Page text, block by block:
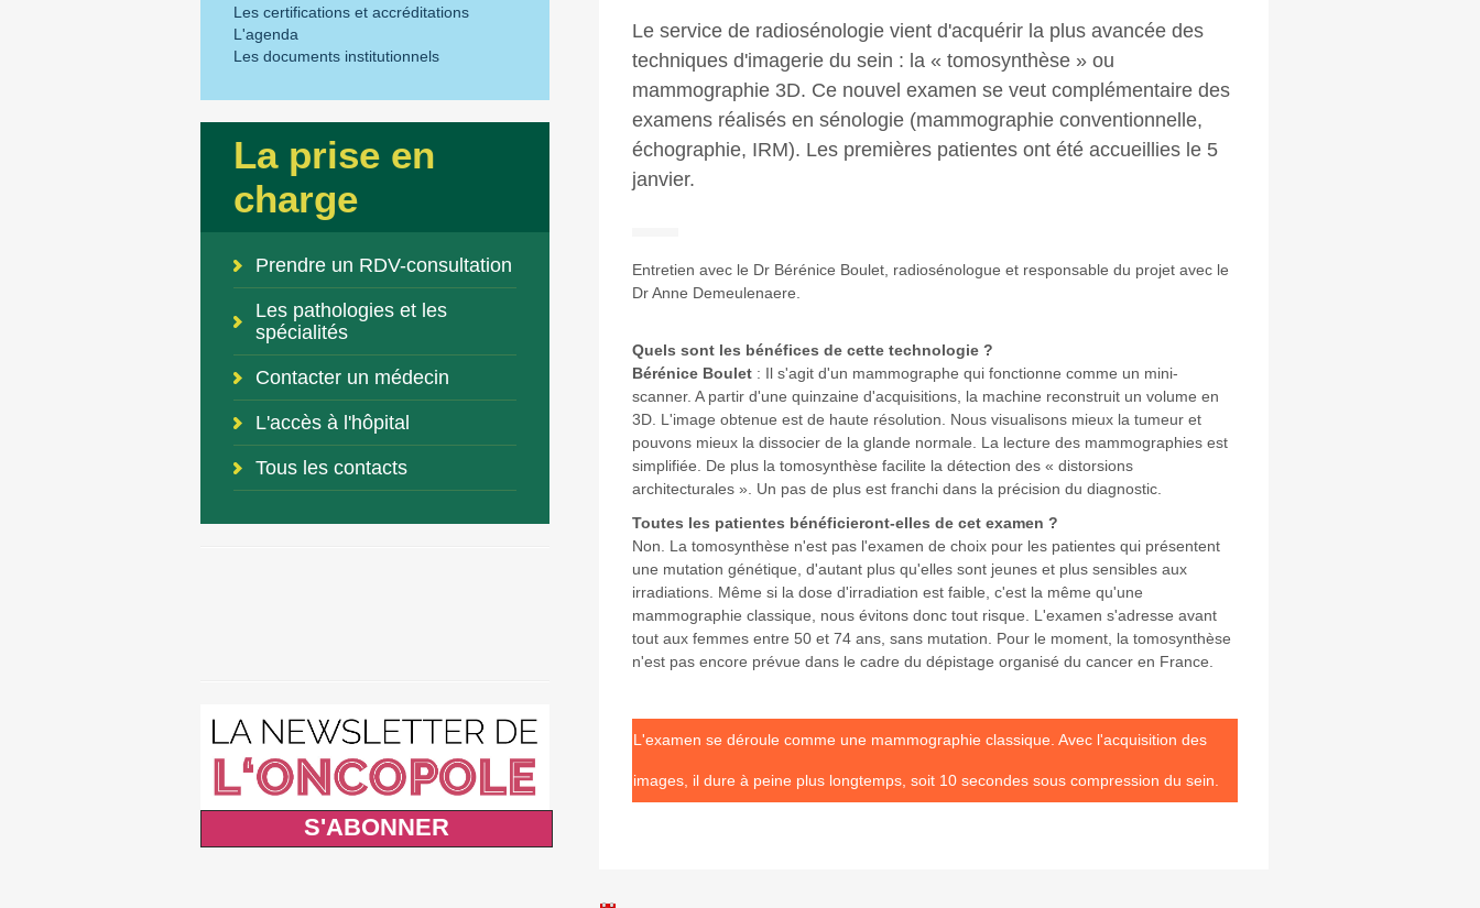
Les certifications et accréditations
L'agenda
Les documents institutionnels
La prise en
charge
Prendre un RDV-consultation
Les pathologies et les
spécialités
Contacter un médecin
L'accès à l'hôpital
Tous les contacts
S'ABONNER
Le service de radiosénologie vient d'acquérir la plus avancée des
techniques d'imagerie du sein : la « tomosynthèse » ou
mammographie 3D. Ce nouvel examen se veut complémentaire des
examens réalisés en sénologie (mammographie conventionnelle,
échographie, IRM). Les premières patientes ont été accueillies le 5
janvier.
Entretien avec le Dr Bérénice Boulet, radiosénologue et responsable du projet avec le
Dr Anne Demeulenaere.
Quels sont les bénéfices de cette technologie ?
Bérénice Boulet : Il s'agit d'un mammographe qui fonctionne comme un mini-
scanner. A partir d'une quinzaine d'acquisitions, la machine reconstruit un volume en
3D. L'image obtenue est de haute résolution. Nous visualisons mieux la tumeur et
pouvons mieux la dissocier de la glande normale. La lecture des mammographies est
simplifiée. De plus la tomosynthèse facilite la détection des « distorsions
architecturales ». Un pas de plus est franchi dans la précision du diagnostic.
Toutes les patientes bénéficieront-elles de cet examen ?
Non. La tomosynthèse n'est pas l'examen de choix pour les patientes qui présentent
une mutation génétique, d'autant plus qu'elles sont jeunes et plus sensibles aux
irradiations. Même si la dose d'irradiation est faible, c'est la même qu'une
mammographie classique, nous évitons donc tout risque. L'examen s'adresse avant
tout aux femmes entre 50 et 74 ans, sans mutation. Pour le moment, la tomosynthèse
n'est pas encore prévue dans le cadre du dépistage organisé du cancer en France.
L'examen se déroule comme une mammographie classique. Avec l'acquisition des
images, il dure à peine plus longtemps, soit 10 secondes sous compression du sein.